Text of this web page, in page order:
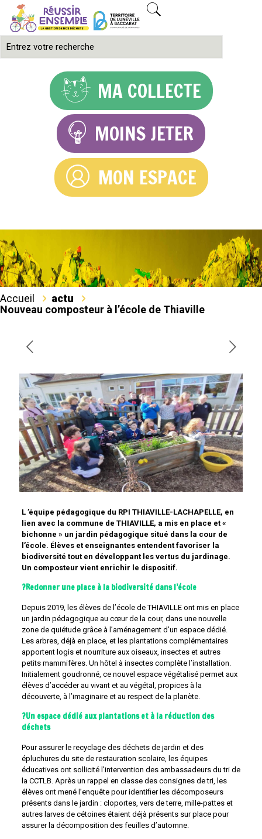
MA COLLECTE
MOINS JETER
MON ESPACE
Accueil
actu
Nouveau composteur à l’école de Thiaville
L ’équipe pédagogique du RPI THIAVILLE-LACHAPELLE, en
lien avec la commune de THIAVILLE, a mis en place et «
bichonne » un jardin pédagogique situé dans la cour de
l’école. Élèves et enseignantes entendent favoriser la
biodiversité tout en développant les vertus du jardinage.
Un composteur vient enrichir le dispositif.
?Redonner une place à la biodiversité dans l’école
Depuis 2019, les élèves de l’école de THIAVILLE ont mis en place
un jardin pédagogique au cœur de la cour, dans une nouvelle
zone de quiétude grâce à l’aménagement d’un espace dédié.
Les arbres, déjà en place, et les plantations complémentaires
apportent logis et nourriture aux oiseaux, insectes et autres
petits mammifères. Un hôtel à insectes complète l’installation.
Initialement goudronné, ce nouvel espace végétalisé permet aux
élèves d’accéder au vivant et au végétal, propices à la
découverte, à l’imaginaire et au respect de la planète.
?Un espace dédié aux plantations et à la réduction des
déchets
Pour assurer le recyclage des déchets de jardin et des
épluchures du site de restauration scolaire, les équipes
éducatives ont sollicité l’intervention des ambassadeurs du tri de
la CCTLB. Après un rappel en classe des consignes de tri, les
élèves ont mené l’enquête pour identifier les décomposeurs
présents dans le jardin : cloportes, vers de terre, mille-pattes et
autres larves de cétoines étaient déjà présents sur place pour
assurer la décomposition des feuilles d’automne.